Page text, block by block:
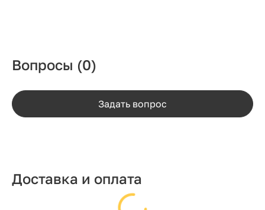
Вопросы (0)
Задать вопрос
Доставка и оплата